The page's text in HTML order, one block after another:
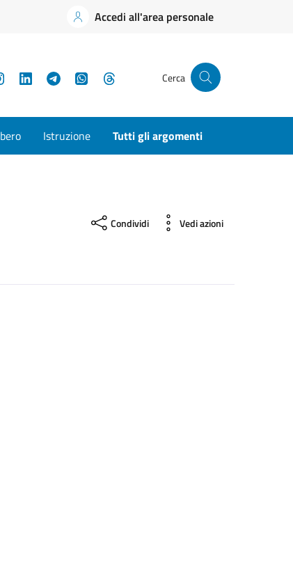
Accedi all'area personale
InstagramLinkedInTelegramWhatsApp Cerca
Istruzione Tutti gli argomenti
Condividi Vedi azioni